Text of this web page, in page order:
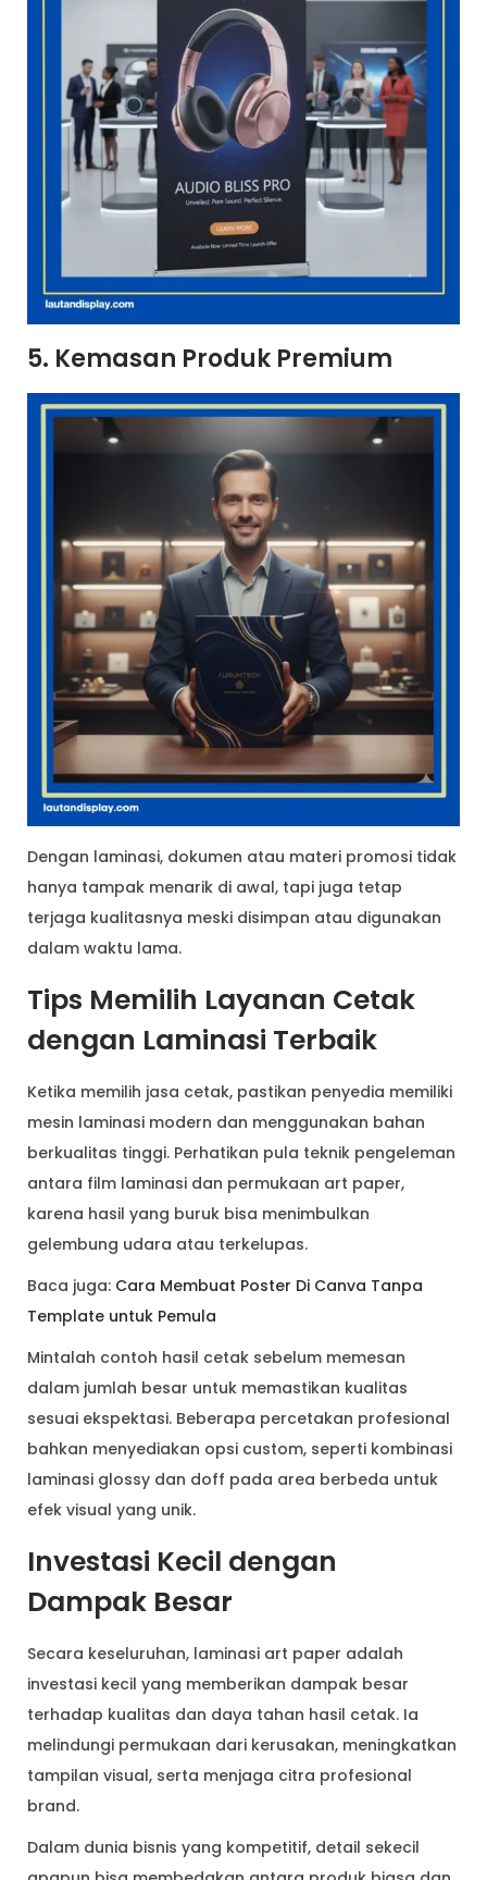
5. Kemasan Produk Premium
Dengan laminasi, dokumen atau materi promosi tidak
hanya tampak menarik di awal, tapi juga tetap
terjaga kualitasnya meski disimpan atau digunakan
dalam waktu lama.
Tips Memilih Layanan Cetak
dengan Laminasi Terbaik
Ketika memilih jasa cetak, pastikan penyedia memiliki
mesin laminasi modern dan menggunakan bahan
berkualitas tinggi. Perhatikan pula teknik pengeleman
antara film laminasi dan permukaan art paper,
karena hasil yang buruk bisa menimbulkan
gelembung udara atau terkelupas.
Baca juga: Cara Membuat Poster Di Canva Tanpa
Template untuk Pemula
Mintalah contoh hasil cetak sebelum memesan
dalam jumlah besar untuk memastikan kualitas
sesuai ekspektasi. Beberapa percetakan profesional
bahkan menyediakan opsi custom, seperti kombinasi
laminasi glossy dan doff pada area berbeda untuk
efek visual yang unik.
Investasi Kecil dengan
Dampak Besar
Secara keseluruhan, laminasi art paper adalah
investasi kecil yang memberikan dampak besar
terhadap kualitas dan daya tahan hasil cetak. Ia
melindungi permukaan dari kerusakan, meningkatkan
tampilan visual, serta menjaga citra profesional
brand.
Dalam dunia bisnis yang kompetitif, detail sekecil